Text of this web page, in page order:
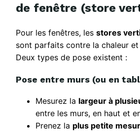
de fenêtre (store
Pour les fenêtres, les stores
sont parfaits contre la chaleur et
Deux types de pose existent :
Pose entre murs (ou en
Mesurez la largeur à
entre les murs, en haut et
Prenez la plus petite